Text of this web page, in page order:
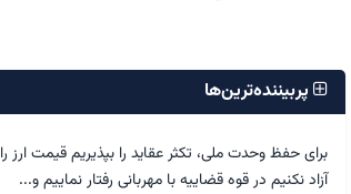
پربیننده‌ترین‌ها
برای حفظ وحدت ملی، تکثر عقاید را بپذیریم قیمت ارز را
آزاد نکنیم در قوه قضاییه با مهربانی رفتار نماییم و...